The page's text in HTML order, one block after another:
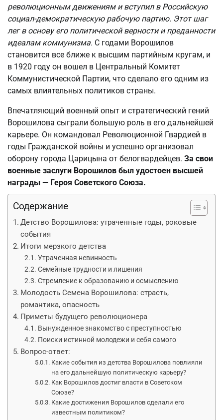
революционным движениям и вступил в Российскую
социал-демократическую рабочую партию. Этот шаг
лег в основу его политической верности и преданности
идеалам коммунизма. С годами Ворошилов
становится все ближе к высшим партийным кругам, и
в 1920 году он вошел в Центральный Комитет
Коммунистической Партии, что сделало его одним из
самых влиятельных политиков страны.
Впечатляющий военный опыт и стратегический гений
Ворошилова сыграли большую роль в его дальнейшей
карьере. Он командовал Революционной Гвардией в
годы Гражданской войны и успешно организовал
оборону города Царицына от белогвардейцев. За свои
военные заслуги Ворошилов был удостоен высшей
награды — Героя Советского Союза.
Содержание
Детство Ворошилова: утраченные годы, роковые
события
Итоги мерзкого детства
Утраченная невинность
Семейные трудности и лишения
Стремление к образованию и осмыслению
Молодость Семена Ворошилова: страсть,
романтика, опасность
Приметы будущего революционера
Вынужденное знакомство с преступностью
Поиски истинной молодежи и себя самого
Вопрос-ответ:
Какие события из детства Ворошилова повлияли
на его дальнейшую политическую карьеру?
Как Ворошилов достиг власти в Советском
Союзе?
Какие достижения Ворошилов сделали его
известным политиком?